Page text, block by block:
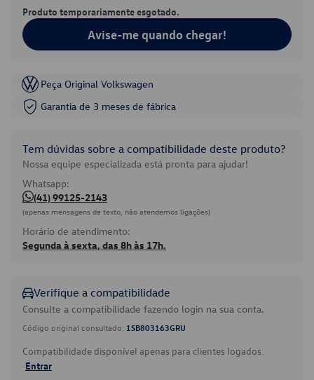
Produto temporariamente esgotado.
Avise-me quando chegar!
Peça Original Volkswagen
Garantia de 3 meses de fábrica
Tem dúvidas sobre a compatibilidade deste produto?
Nossa equipe especializada está pronta para ajudar!
Whatsapp:
(41) 99125-2143
(apenas mensagens de texto, não atendemos ligações)
Horário de atendimento:
Segunda à sexta, das 8h às 17h.
Verifique a compatibilidade
Consulte a compatibilidade fazendo login na sua conta.
Código original consultado: 1SB803163GRU
Compatibilidade disponível apenas para clientes logados.
Entrar